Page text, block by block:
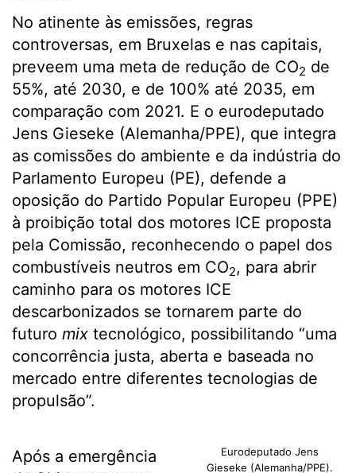
No atinente às emissões, regras
controversas, em Bruxelas e nas capitais,
preveem uma meta de redução de CO2 de
55%, até 2030, e de 100% até 2035, em
comparação com 2021. E o eurodeputado
Jens Gieseke (Alemanha/PPE), que integra
as comissões do ambiente e da indústria do
Parlamento Europeu (PE), defende a
oposição do Partido Popular Europeu (PPE)
à proibição total dos motores ICE proposta
pela Comissão, reconhecendo o papel dos
combustíveis neutros em CO2, para abrir
caminho para os motores ICE
descarbonizados se tornarem parte do
futuro mix tecnológico, possibilitando “uma
concorrência justa, aberta e baseada no
mercado entre diferentes tecnologias de
propulsão”.
Eurodeputado Jens
Gieseke (Alemanha/PPE).
Após a emergência